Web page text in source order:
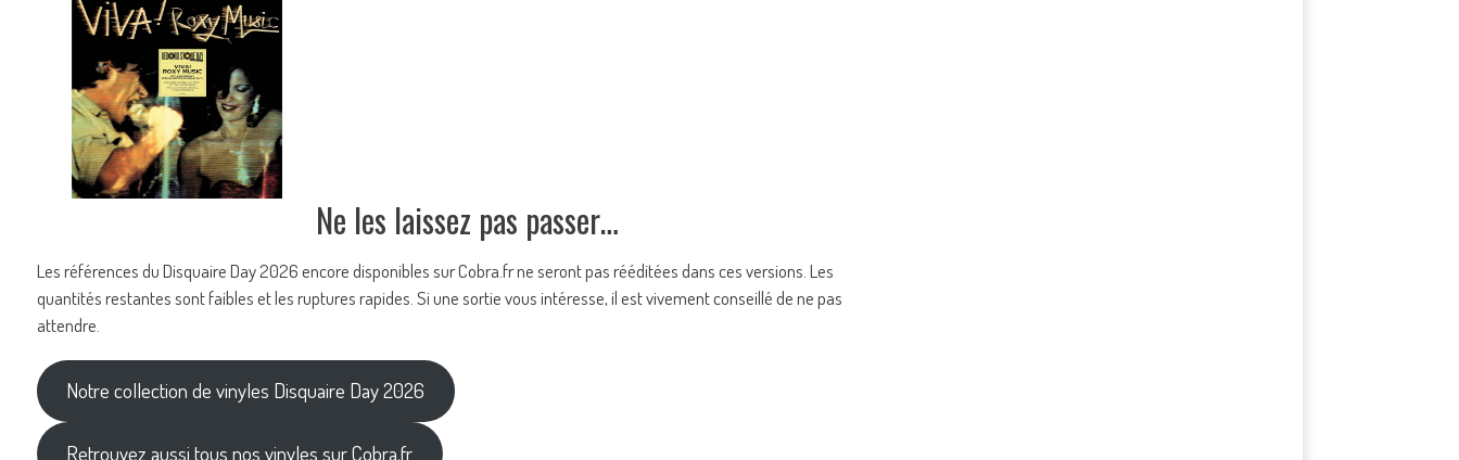
Ne les laissez pas passer…
Les références du Disquaire Day 2026 encore disponibles sur Cobra.fr ne seront pas rééditées dans ces versions. Les
quantités restantes sont faibles et les ruptures rapides. Si une sortie vous intéresse, il est vivement conseillé de ne pas
attendre.
Notre collection de vinyles Disquaire Day 2026
Retrouvez aussi tous nos vinyles sur Cobra.fr